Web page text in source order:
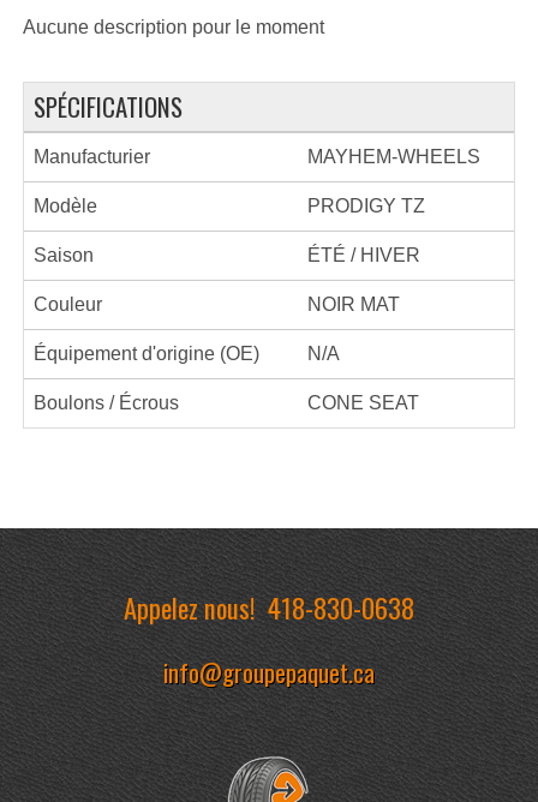
Aucune description pour le moment
SPÉCIFICATIONS
Manufacturier MAYHEM-WHEELS
Modèle PRODIGY TZ
Saison ÉTÉ / HIVER
Couleur NOIR MAT
Équipement d'origine (OE) N/A
Boulons / Écrous CONE SEAT
Appelez nous!418-830-0638
info@groupepaquet.ca